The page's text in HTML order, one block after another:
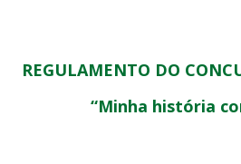
REGULAMENTO DO
“Minha história